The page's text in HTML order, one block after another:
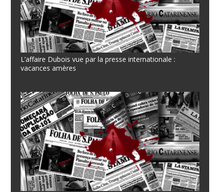
L’affaire Dubois vue par la presse internationale :
vacances amères